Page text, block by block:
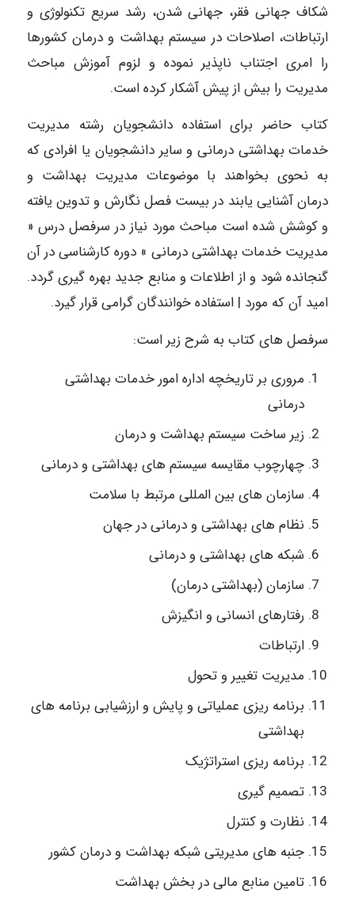
شکاف جهانی فقر، جهانی شدن، رشد سریع تکنولوژی و
ارتباطات، اصلاحات در سیستم بهداشت و درمان کشورها
را امری اجتناب ناپذیر نموده و لزوم آموزش مباحث
مدیریت را بیش از پیش آشکار کرده است.
کتاب حاضر برای استفاده دانشجویان رشته مدیریت
خدمات بهداشتی درمانی و سایر دانشجویان یا افرادی که
به نحوی بخواهند با موضوعات مدیریت بهداشت و
درمان آشنایی یابند در بیست فصل نگارش و تدوین یافته
و کوشش شده است مباحث مورد نیاز در سرفصل درس «
مدیریت خدمات بهداشتی درمانی » دوره کارشناسی در آن
گنجانده شود و از اطلاعات و منابع جدید بهره گیری گردد.
امید آن که مورد | استفاده خوانندگان گرامی قرار گیرد.
سرفصل های کتاب به شرح زیر است:
مروری بر تاریخچه اداره امور خدمات بهداشتی
درمانی
زیر ساخت سیستم بهداشت و درمان
چهارچوب مقایسه سیستم های بهداشتی و درمانی
سازمان های بین المللی مرتبط با سلامت
نظام های بهداشتی و درمانی در جهان
شبکه های بهداشتی و درمانی
سازمان (بهداشتی درمان)
رفتارهای انسانی و انگیزش
ارتباطات
مدیریت تغییر و تحول
برنامه ریزی عملیاتی و پایش و ارزشیابی برنامه های
بهداشتی
برنامه ریزی استراتژیک
تصمیم گیری
نظارت و کنترل
جنبه های مدیریتی شبکه بهداشت و درمان کشور
تامین منابع مالی در بخش بهداشت